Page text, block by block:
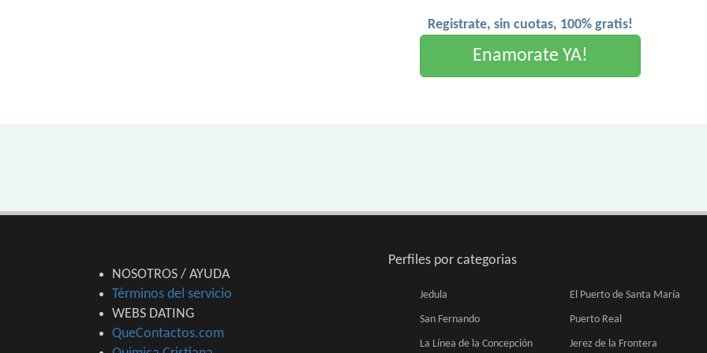
Registrate, sin cuotas, 100% gratis!
Enamorate YA!
NOSOTROS / AYUDA
Términos del servicio
WEBS DATING
QueContactos.com
Perfiles por categorias
Jedula El Puerto de Santa María
San Fernando Puerto Real
La Línea de la Concepción Jerez de la Frontera